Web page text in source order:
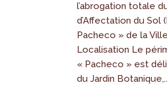
l’abrogation totale
d’Affectation du Sol
Pacheco » de la
Localisation Le
« Pacheco » est
du Jardin